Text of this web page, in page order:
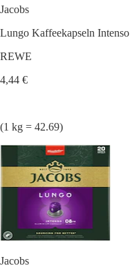
Jacobs
Lungo Kaffeekapseln Intenso
REWE
4,44 €
(1 kg = 42.69)
Jacobs